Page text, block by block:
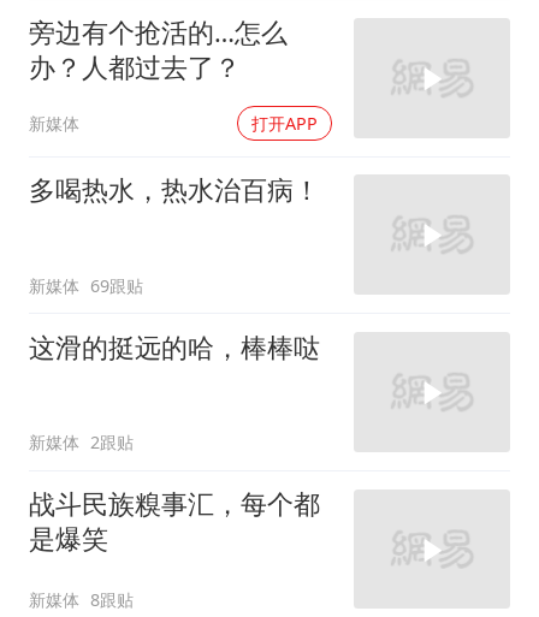
旁边有个抢活的…怎么
办？人都过去了？
新媒体 打开APP
多喝热水，热水治百病！
新媒体 69跟贴
这滑的挺远的哈，棒棒哒
新媒体 2跟贴
战斗民族糗事汇，每个都
是爆笑
新媒体 8跟贴